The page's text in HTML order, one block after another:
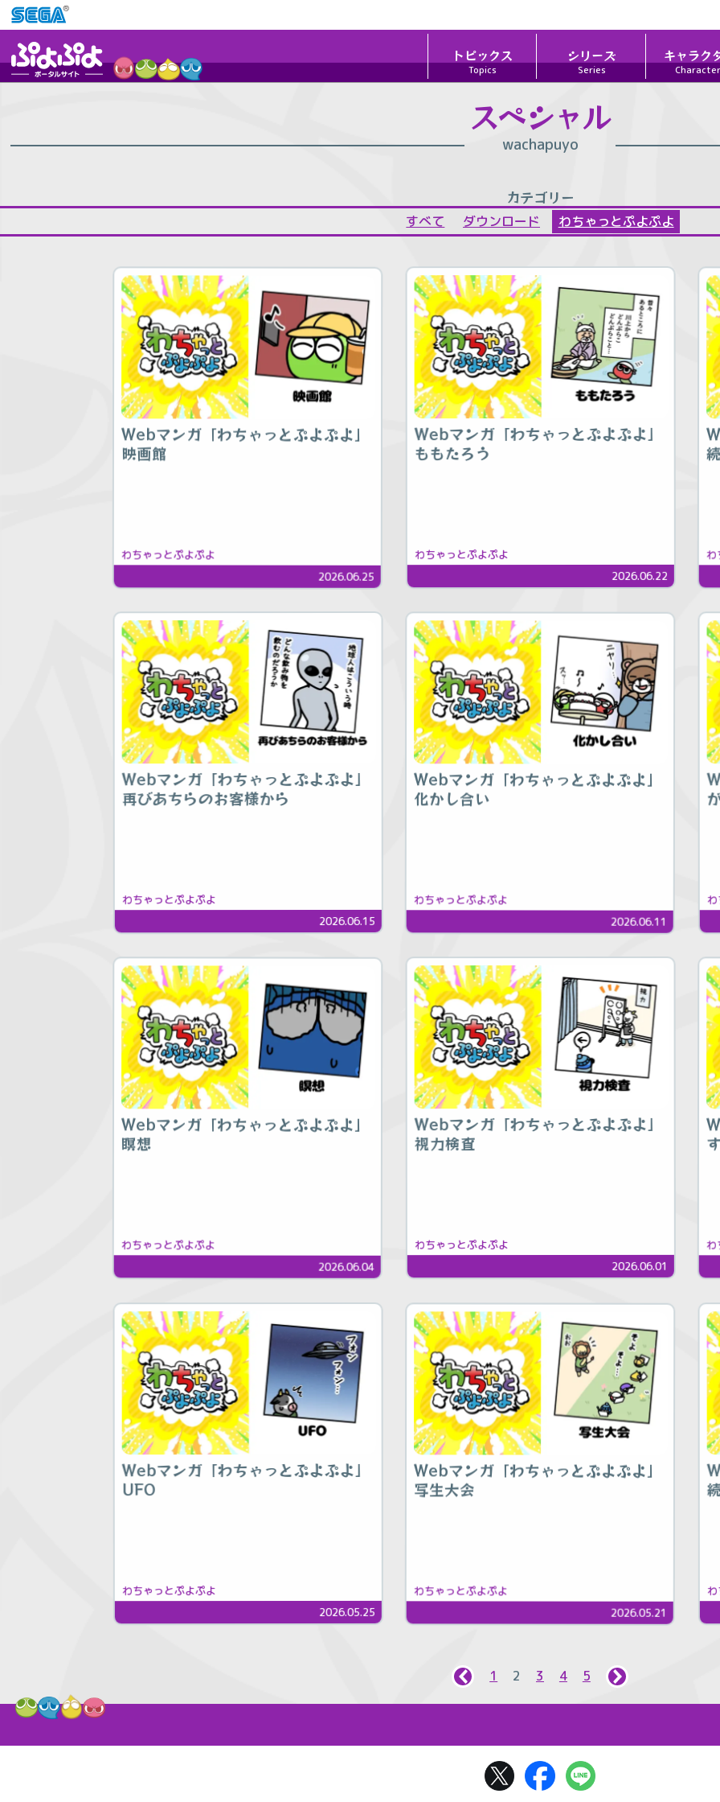
トピックス
Topics
シリーズ
Series
キャラク
スペシャル
wachapuyo
カテゴリー
すべて ダウンロード わちゃっとぷよぷよ
Webマンガ「わちゃっとぷよぷよ」
映画館
わちゃっとぷよぷよ
2026.06.25
Webマンガ「わちゃっとぷよぷよ」
ももたろう
わちゃっとぷよぷよ
2026.06.22
わ
Webマンガ「わちゃっとぷよぷよ」
再びあちらのお客様から
わちゃっとぷよぷよ
2026.06.15
Webマンガ「わちゃっとぷよぷよ」
化かし合い
わちゃっとぷよぷよ
2026.06.11
Webマンガ「わちゃっとぷよぷよ」
瞑想
わちゃっとぷよぷよ
2026.06.04
Webマンガ「わちゃっとぷよぷよ」
視力検査
わちゃっとぷよぷよ
2026.06.01
わ
Webマンガ「わちゃっとぷよぷよ」
UFO
わちゃっとぷよぷよ
2026.05.25
Webマンガ「わちゃっとぷよぷよ」
写生大会
わちゃっとぷよぷよ
2026.05.21
1 2 3 4 5